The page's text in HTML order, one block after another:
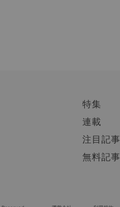
特集
連載
注目記事
無料記事